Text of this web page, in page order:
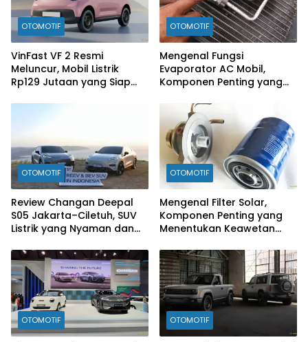
OTOMOTIF
VinFast VF 2 Resmi
Meluncur, Mobil Listrik
Rp129 Jutaan yang Siap
Motor
OTOMOTIF
Mengenal Fungsi
Evaporator AC Mobil,
Komponen Penting yang
OTOMOTIF
Review Changan Deepal
S05 Jakarta–Ciletuh, SUV
Listrik yang Nyaman dan
OTOMOTIF
Mengenal Filter Solar,
Komponen Penting yang
Menentukan Keawetan
OTOMOTIF OTOMOTIF